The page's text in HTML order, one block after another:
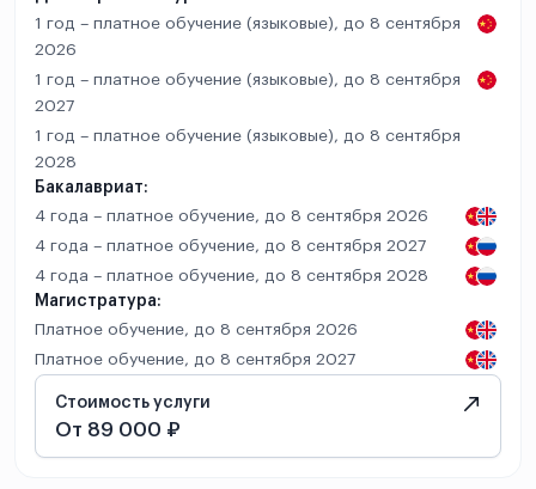
1 год – платное обучение (языковые), до 8 сентября
2026
1 год – платное обучение (языковые), до 8 сентября
2027
1 год – платное обучение (языковые), до 8 сентября
2028
Бакалавриат:
4 года – платное обучение, до 8 сентября 2026
4 года – платное обучение, до 8 сентября 2027
4 года – платное обучение, до 8 сентября 2028
Магистратура:
Платное обучение, до 8 сентября 2026
Платное обучение, до 8 сентября 2027
Стоимость услуги
От 89 000 ₽